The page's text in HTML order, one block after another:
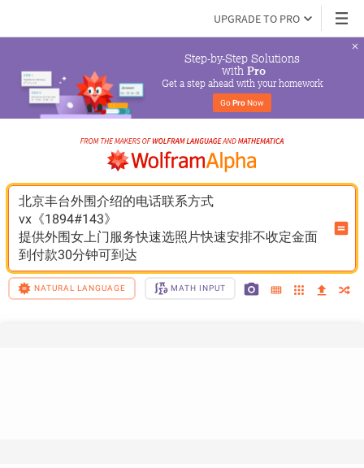
UPGRADE TO PRO
Step-by-Step Solutions
with Pro
Get a step ahead with your homework
Go Pro Now
北京丰台外围介绍的电话联系方式
vx《1894#143》
提供外围女上门服务快速选照片快速安排不收定金面
到付款30分钟可到达
NATURAL LANGUAGE MATH INPUT